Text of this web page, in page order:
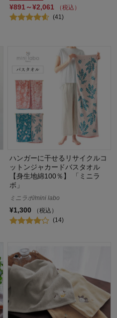
¥891～¥2,061
（税込）
(41)
ハンガーに干せるリサイクルコ
ットンジャカードバスタオル
【身生地綿100％】 「ミニラ
ボ」
ミニラボ/mini labo
¥1,300
（税込）
(14)